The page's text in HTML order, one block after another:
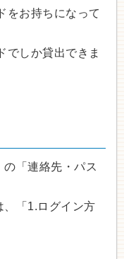
をお持ちになって
でしか貸出できま
の「連絡先・パス
「1.ログイン方